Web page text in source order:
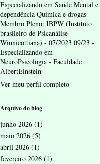
Especializando em Saúde Mental e
dependência Química e drogas -
Membro Pleno: IBPW (Instituto
brasileiro de Psicanálise
Winnicottiana) - 07/2023 09/23 -
Especializando em
NeuroPsicologia - Faculdade
AlbertEinstein
Ver meu perfil completo
Arquivo do blog
junho 2026 (1)
maio 2026 (5)
abril 2026 (1)
fevereiro 2026 (1)